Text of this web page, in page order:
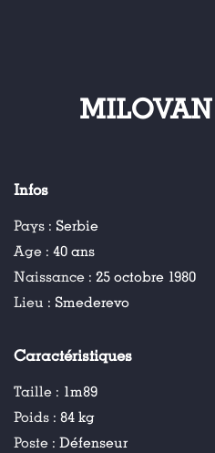
Infos
Pays : Serbie
Age : 40 ans
Naissance : 25 octobre 1980
Lieu : Smederevo
Caractéristiques
Taille : 1m89
Poids : 84 kg
Poste : Défenseur